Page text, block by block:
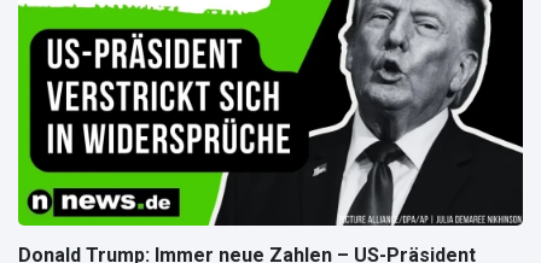
Donald Trump: Immer neue Zahlen – US-Präsident